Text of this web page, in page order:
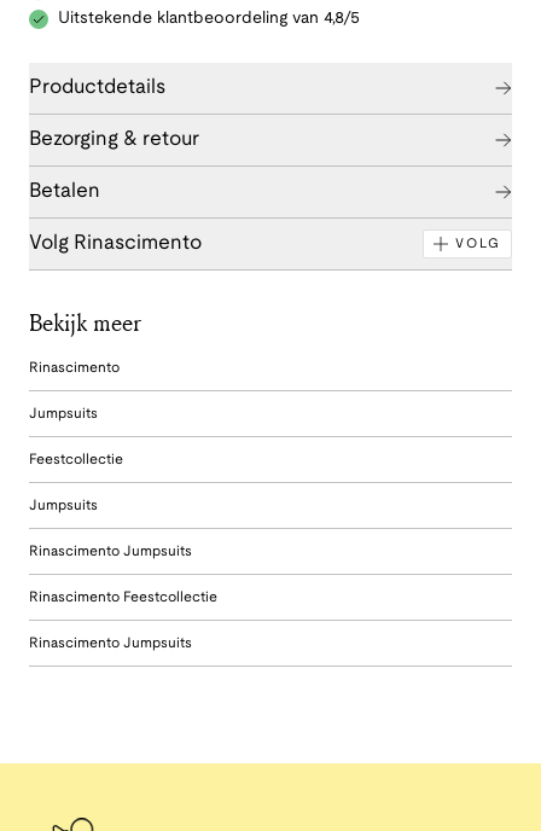
Uitstekende klantbeoordeling van 4,8/5
Productdetails
Bezorging & retour
Betalen
Volg Rinascimento VOLG
Bekijk meer
Rinascimento
Jumpsuits
Feestcollectie
Jumpsuits
Rinascimento Jumpsuits
Rinascimento Feestcollectie
Rinascimento Jumpsuits